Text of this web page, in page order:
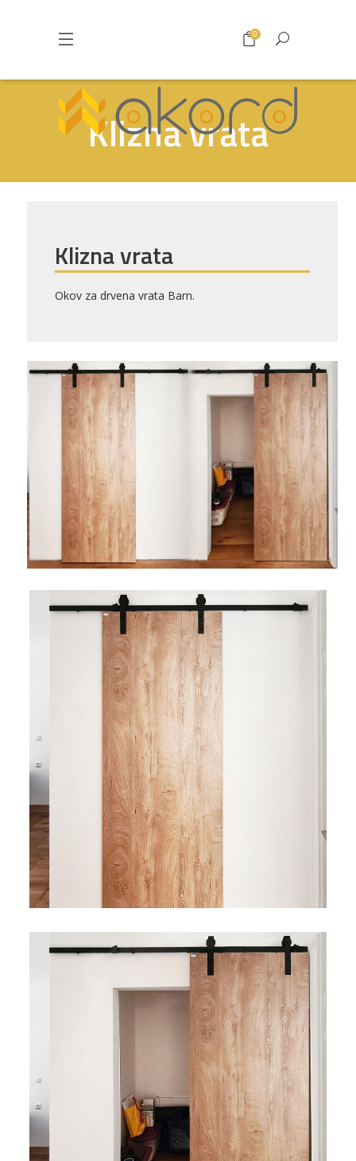
Pogledajte što je novo
AKCIJA! Pločasti
materijali
Zaštitna
odjeća
Rasvjeta Boje i
lakovi
VodomaterijalVrata i
dovratnici
Metalna
galanterija
ElektromaterijalVijčana
roba
0
Klizna vrata
Klizna vrata
Okov za drvena vrata Barn.